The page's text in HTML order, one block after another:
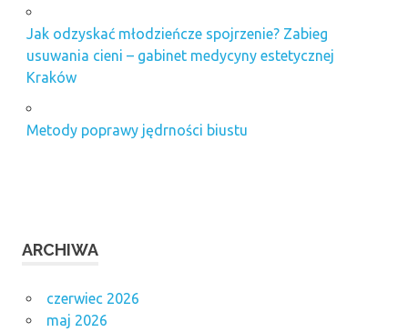
Jak odzyskać młodzieńcze spojrzenie? Zabieg
usuwania cieni – gabinet medycyny estetycznej
Kraków
Metody poprawy jędrności biustu
ARCHIWA
czerwiec 2026
maj 2026